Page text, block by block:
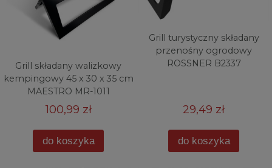
Grill składany walizkowy
kempingowy 45 x 30 x 35 cm
MAESTRO MR-1011
100,99 zł
do koszyka
Grill turystyczny składany
przenośny ogrodowy
ROSSNER B2337
29,49 zł
do koszyka